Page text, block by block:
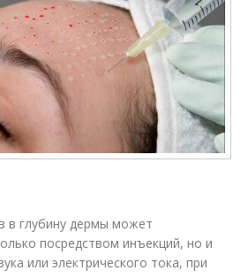
в глубину дермы может
посредством инъекций, но и
или электрического тока, при